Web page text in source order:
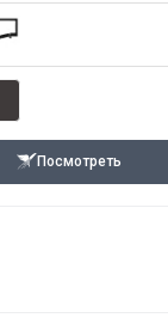
Посмотреть